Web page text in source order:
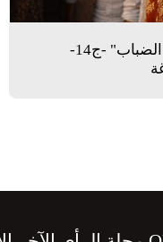
قصة "وعد بين الضباب" -ج14-